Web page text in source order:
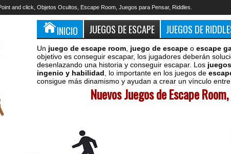
and click, Objetos Ocultos, Escape Room, Juegos para Pensar, Riddles.
INICIO JUEGOS DE ESCAPE JUEGOS DE
Un juego de escape room juego de escape o escape
objetivo es conseguir escapar, los jugadores deberán
desenlazando una historia y conseguir escapar. Los
ingenio y habilidad , lo importante en los juegos de
consigue más dinamismo y ayudan a crear un vínculo
Nuevos Juegos de Escape